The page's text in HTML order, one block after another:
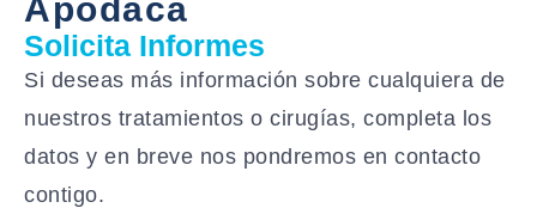
Apodaca
Solicita Informes
Si deseas más información sobre cualquiera de
nuestros tratamientos o cirugías, completa los
datos y en breve nos pondremos en contacto
contigo.